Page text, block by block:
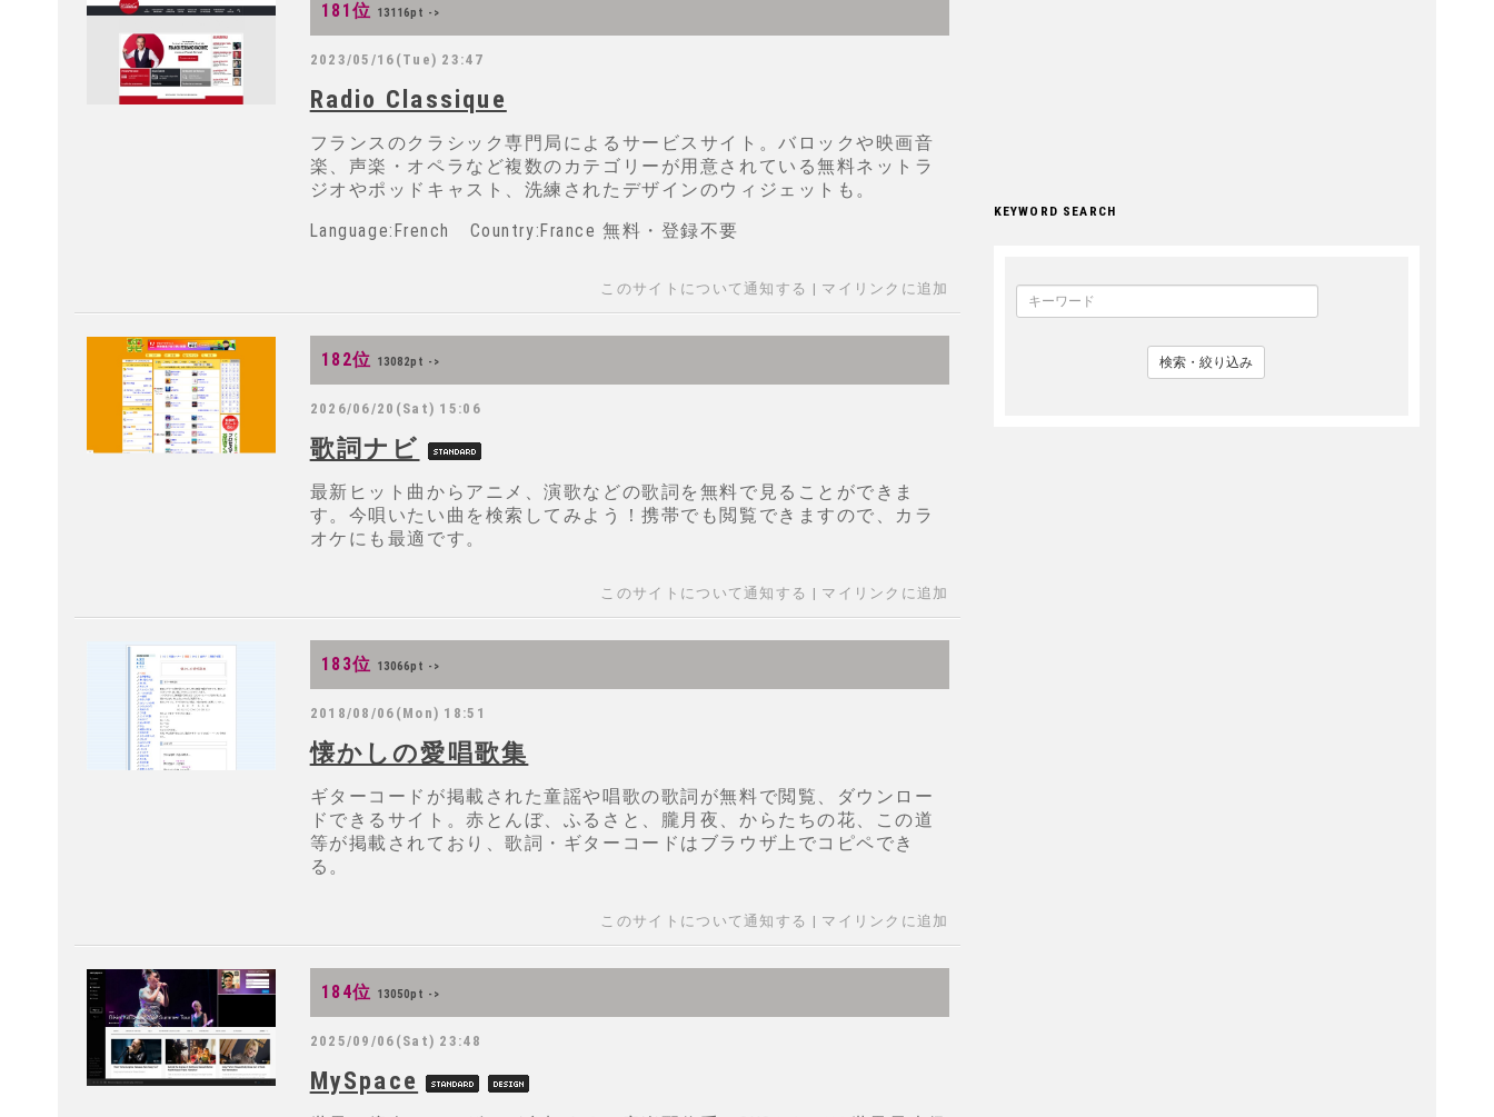
181位 13116pt ->
2023/05/16(Tue) 23:47
Radio Classique
フランスのクラシック専門局によるサービスサイト。バロックや映画音
楽、声楽・オペラなど複数のカテゴリーが用意されている無料ネットラ
ジオやポッドキャスト、洗練されたデザインのウィジェットも。
Language:French Country:France 無料・登録不要
このサイトについて通知する | マイリンクに追加
182位 13082pt ->
2026/06/20(Sat) 15:06
歌詞ナビ
最新ヒット曲からアニメ、演歌などの歌詞を無料で見ることができま
す。今唄いたい曲を検索してみよう！携帯でも閲覧できますので、カラ
オケにも最適です。
このサイトについて通知する | マイリンクに追加
183位 13066pt ->
2018/08/06(Mon) 18:51
懐かしの愛唱歌集
ギターコードが掲載された童謡や唱歌の歌詞が無料で閲覧、ダウンロー
ドできるサイト。赤とんぼ、ふるさと、朧月夜、からたちの花、この道
等が掲載されており、歌詞・ギターコードはブラウザ上でコピペでき
る。
このサイトについて通知する | マイリンクに追加
184位 13050pt ->
2025/09/06(Sat) 23:48
MySpace
KEYWORD SEARCH
検索・絞り込み